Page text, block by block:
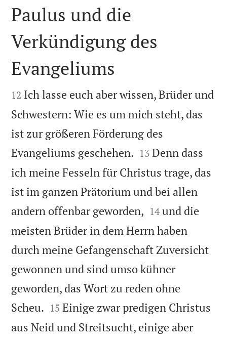

Paulus und die
Verkündigung des
Evangeliums

12 Ich lasse euch aber wissen, Brüder und
Schwestern: Wie es um mich steht, das
ist zur größeren Förderung des
Evangeliums geschehen. 

13 Denn dass
ich meine Fesseln für Christus trage, das
ist im ganzen Prätorium und bei allen
andern offenbar geworden, 

14 und die
meisten Brüder in dem Herrn haben
durch meine Gefangenschaft Zuversicht
gewonnen und sind umso kühner
geworden, das Wort zu reden ohne
Scheu. 

15 Einige zwar predigen Christus
aus Neid und Streitsucht, einige aber